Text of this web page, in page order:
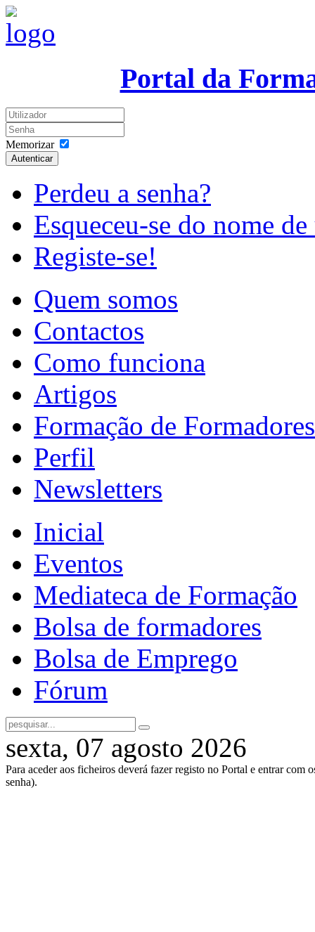
Portal da
Memorizar
Autenticar
Perdeu a senha?
Esqueceu-se do nome
Registe-se!
Quem somos
Contactos
Como funciona
Artigos
Formação de Formadores
Perfil
Newsletters
Inicial
Eventos
Mediateca de Formação
Bolsa de formadores
Bolsa de Emprego
Fórum
sexta, 07 agosto 2026
Para aceder aos ficheiros deverá fazer registo no Portal e entrar com
senha).